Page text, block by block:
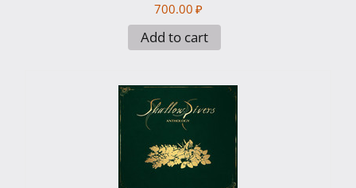
700.00 ₽
Add to cart